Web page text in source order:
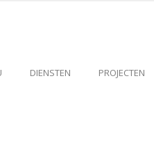
DIENSTEN PROJECTEN